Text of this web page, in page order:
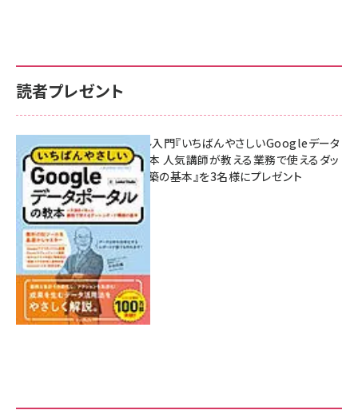
読者プレゼント
無料BIツール入門『いちばんやさしいGoogleデータ
ポータルの教本 人気講師が教える業務で使えるダッ
シュボード構築の基本』を3名様にプレゼント
7月31日 10:00